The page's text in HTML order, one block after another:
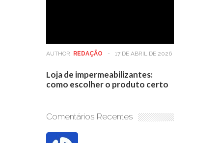
AUTHOR: REDAÇÃO - 17 DE ABRIL DE 2026
Loja de impermeabilizantes:
como escolher o produto certo
Comentários Recentes